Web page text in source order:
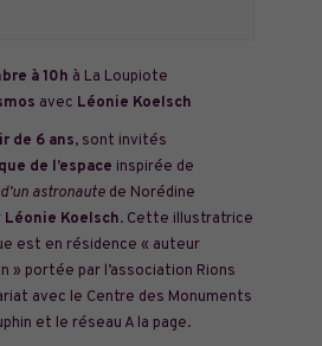
à 10h à La Loupiote
avec Léonie Koelsch
de 6 ans, sont invités
de l’espace inspirée de
astronautede Norédine
Léonie Koelsch. Cette illustratrice
est en résidence « auteur
» portée par l’association Rions
avec le Centre des Monuments
et le réseau A la page.